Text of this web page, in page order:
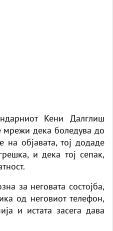
Кени Далглиш
мрежи дека боледува до
објавата, тој додаде
и дека тој сепак,
за неговата состојба,
од неговиот телефон,
и истата засега дава